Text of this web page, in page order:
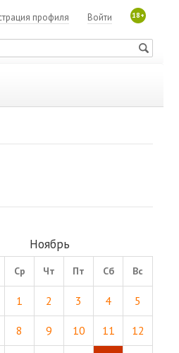
18+
Войти
профиля
Ноябрь
Ср Чт Пт Сб Вс
1 2 3 4 5
8 9 10 11 12